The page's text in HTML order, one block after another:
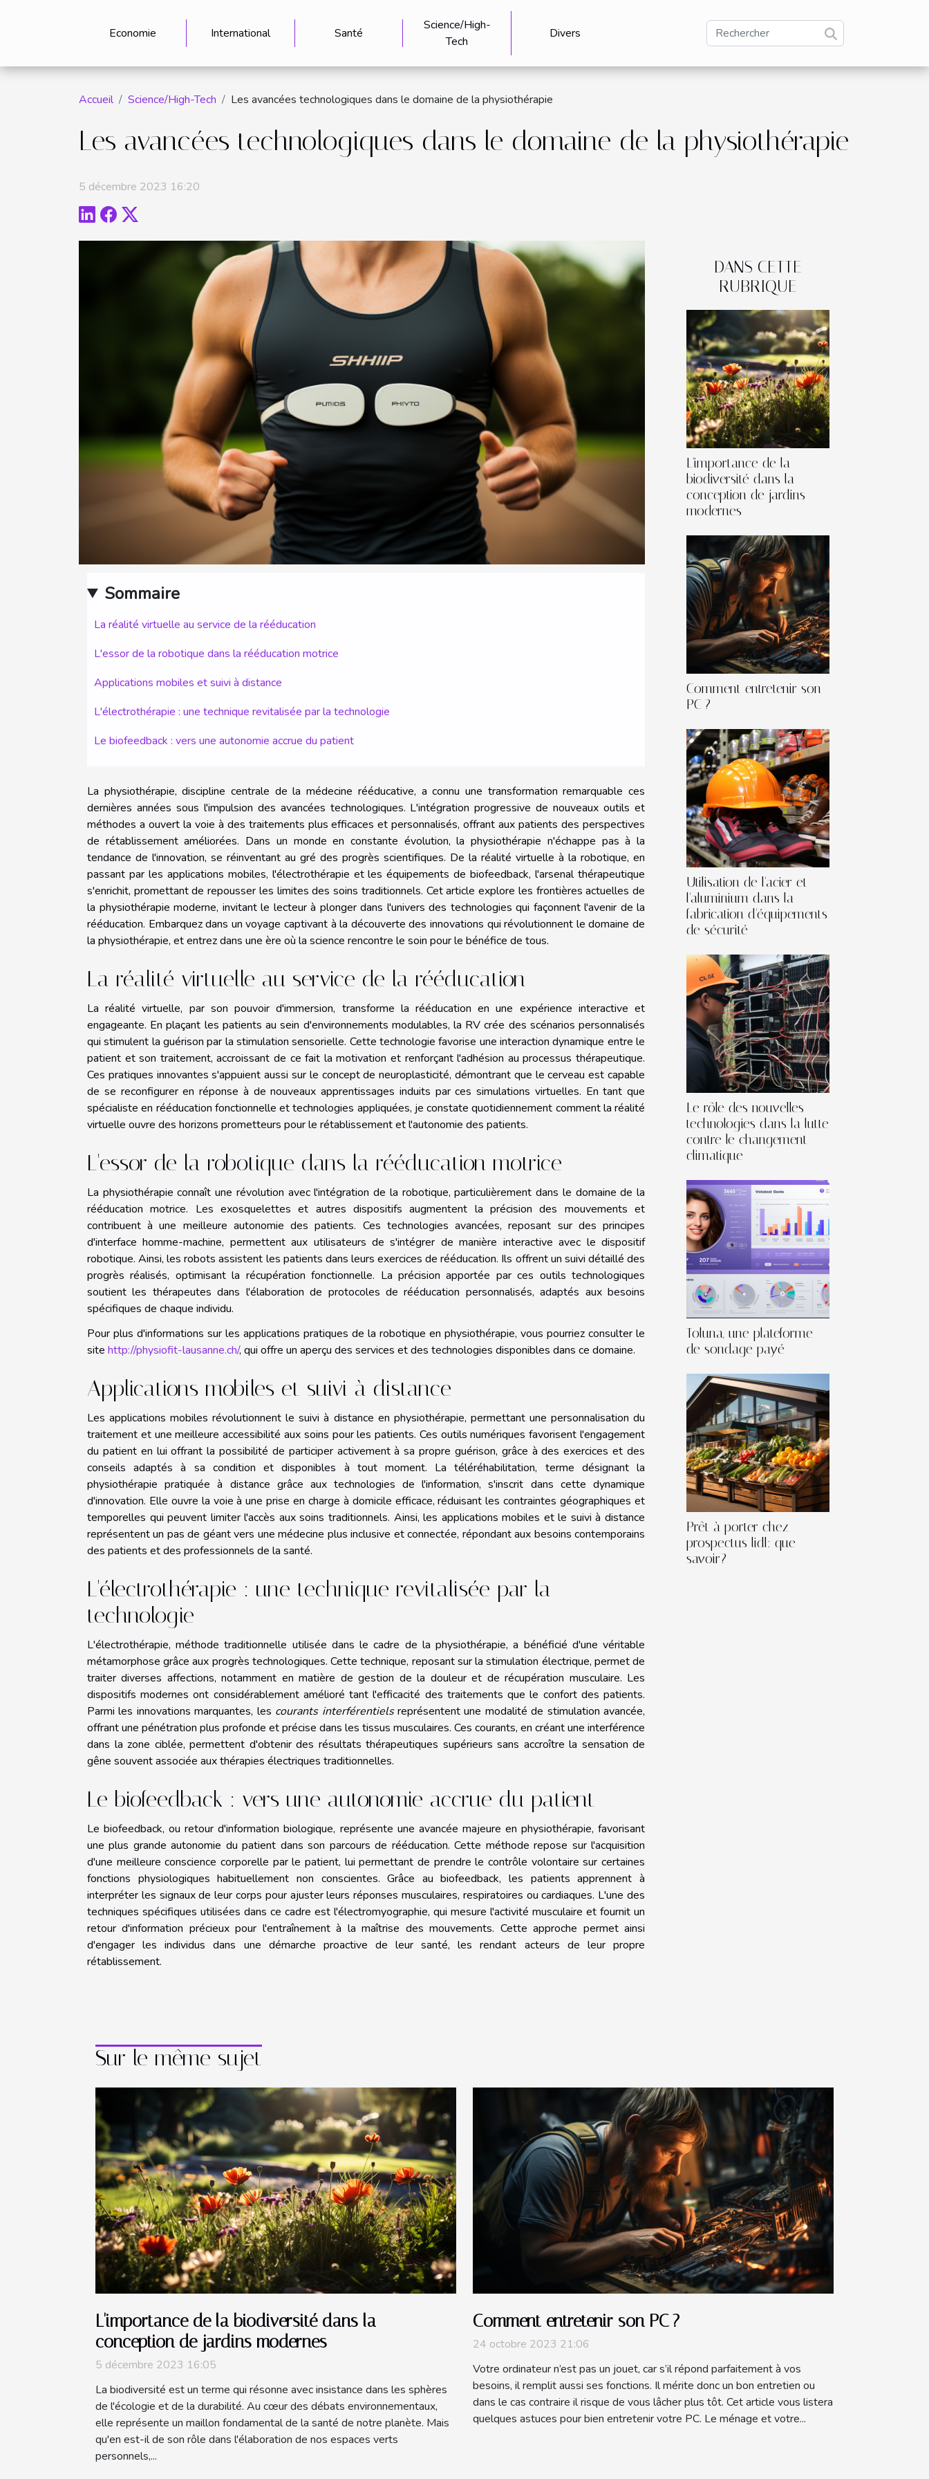
Economie International Santé
Science/High-
Tech
Divers
Accueil Science/High-Tech Les avancées technologiques dans le domaine de la physiothérapie
Les avancées technologiques dans le domaine de la physiothérapie
5 décembre 2023 16:20
Sommaire
La réalité virtuelle au service de la rééducation
L'essor de la robotique dans la rééducation motrice
Applications mobiles et suivi à distance
L'électrothérapie : une technique revitalisée par la technologie
Le biofeedback : vers une autonomie accrue du patient
La physiothérapie, discipline centrale de la médecine rééducative, a connu une transformation remarquable ces
dernières années sous l'impulsion des avancées technologiques. L'intégration progressive de nouveaux outils et
méthodes a ouvert la voie à des traitements plus efficaces et personnalisés, offrant aux patients des perspectives
de rétablissement améliorées. Dans un monde en constante évolution, la physiothérapie n'échappe pas à la
tendance de l'innovation, se réinventant au gré des progrès scientifiques. De la réalité virtuelle à la robotique, en
passant par les applications mobiles, l'électrothérapie et les équipements de biofeedback, l'arsenal thérapeutique
s'enrichit, promettant de repousser les limites des soins traditionnels. Cet article explore les frontières actuelles de
la physiothérapie moderne, invitant le lecteur à plonger dans l'univers des technologies qui façonnent l'avenir de la
rééducation. Embarquez dans un voyage captivant à la découverte des innovations qui révolutionnent le domaine de
la physiothérapie, et entrez dans une ère où la science rencontre le soin pour le bénéfice de tous.
La réalité virtuelle au service de la rééducation
La réalité virtuelle, par son pouvoir d'immersion, transforme la rééducation en une expérience interactive et
engageante. En plaçant les patients au sein d'environnements modulables, la RV crée des scénarios personnalisés
qui stimulent la guérison par la stimulation sensorielle. Cette technologie favorise une interaction dynamique entre le
patient et son traitement, accroissant de ce fait la motivation et renforçant l'adhésion au processus thérapeutique.
Ces pratiques innovantes s'appuient aussi sur le concept de neuroplasticité, démontrant que le cerveau est capable
de se reconfigurer en réponse à de nouveaux apprentissages induits par ces simulations virtuelles. En tant que
spécialiste en rééducation fonctionnelle et technologies appliquées, je constate quotidiennement comment la réalité
virtuelle ouvre des horizons prometteurs pour le rétablissement et l'autonomie des patients.
L'essor de la robotique dans la rééducation motrice
La physiothérapie connaît une révolution avec l'intégration de la robotique, particulièrement dans le domaine de la
rééducation motrice. Les exosquelettes et autres dispositifs augmentent la précision des mouvements et
contribuent à une meilleure autonomie des patients. Ces technologies avancées, reposant sur des principes
d'interface homme-machine, permettent aux utilisateurs de s'intégrer de manière interactive avec le dispositif
robotique. Ainsi, les robots assistent les patients dans leurs exercices de rééducation. Ils offrent un suivi détaillé des
progrès réalisés, optimisant la récupération fonctionnelle. La précision apportée par ces outils technologiques
soutient les thérapeutes dans l'élaboration de protocoles de rééducation personnalisés, adaptés aux besoins
spécifiques de chaque individu.
Pour plus d'informations sur les applications pratiques de la robotique en physiothérapie, vous pourriez consulter le
site http://physiofit-lausanne.ch/, qui offre un aperçu des services et des technologies disponibles dans ce domaine.
Applications mobiles et suivi à distance
Les applications mobiles révolutionnent le suivi à distance en physiothérapie, permettant une personnalisation du
traitement et une meilleure accessibilité aux soins pour les patients. Ces outils numériques favorisent l'engagement
du patient en lui offrant la possibilité de participer activement à sa propre guérison, grâce à des exercices et des
conseils adaptés à sa condition et disponibles à tout moment. La téléréhabilitation, terme désignant la
physiothérapie pratiquée à distance grâce aux technologies de l'information, s'inscrit dans cette dynamique
d'innovation. Elle ouvre la voie à une prise en charge à domicile efficace, réduisant les contraintes géographiques et
temporelles qui peuvent limiter l'accès aux soins traditionnels. Ainsi, les applications mobiles et le suivi à distance
représentent un pas de géant vers une médecine plus inclusive et connectée, répondant aux besoins contemporains
des patients et des professionnels de la santé.
L'électrothérapie : une technique revitalisée par la
technologie
L'électrothérapie, méthode traditionnelle utilisée dans le cadre de la physiothérapie, a bénéficié d'une véritable
métamorphose grâce aux progrès technologiques. Cette technique, reposant sur la stimulation électrique, permet de
traiter diverses affections, notamment en matière de gestion de la douleur et de récupération musculaire. Les
dispositifs modernes ont considérablement amélioré tant l'efficacité des traitements que le confort des patients.
Parmi les innovations marquantes, les courants interférentielsreprésentent une modalité de stimulation avancée,
offrant une pénétration plus profonde et précise dans les tissus musculaires. Ces courants, en créant une interférence
dans la zone ciblée, permettent d'obtenir des résultats thérapeutiques supérieurs sans accroître la sensation de
gêne souvent associée aux thérapies électriques traditionnelles.
Le biofeedback : vers une autonomie accrue du patient
Le biofeedback, ou retour d'information biologique, représente une avancée majeure en physiothérapie, favorisant
une plus grande autonomie du patient dans son parcours de rééducation. Cette méthode repose sur l'acquisition
d'une meilleure conscience corporelle par le patient, lui permettant de prendre le contrôle volontaire sur certaines
fonctions physiologiques habituellement non conscientes. Grâce au biofeedback, les patients apprennent à
interpréter les signaux de leur corps pour ajuster leurs réponses musculaires, respiratoires ou cardiaques. L'une des
techniques spécifiques utilisées dans ce cadre est l'électromyographie, qui mesure l'activité musculaire et fournit un
retour d'information précieux pour l'entraînement à la maîtrise des mouvements. Cette approche permet ainsi
d'engager les individus dans une démarche proactive de leur santé, les rendant acteurs de leur propre
rétablissement.
DANS CETTE
RUBRIQUE
L'importance de la
biodiversité dans la
conception de jardins
modernes
Comment entretenir son
PC ?
Utilisation de l'acier et
l'aluminium dans la
fabrication d'équipements
de sécurité
Le rôle des nouvelles
technologies dans la lutte
contre le changement
climatique
Toluna, une plateforme
de sondage payé
Prêt à porter chez
prospectus lidl: que
savoir?
Sur le même sujet
L'importance de la biodiversité dans la
conception de jardins modernes
5 décembre 2023 16:05
La biodiversité est un terme qui résonne avec insistance dans les sphères
de l'écologie et de la durabilité. Au cœur des débats environnementaux,
elle représente un maillon fondamental de la santé de notre planète. Mais
qu'en est-il de son rôle dans l'élaboration de nos espaces verts
personnels,...
Comment entretenir son PC ?
24 octobre 2023 21:06
Votre ordinateur n’est pas un jouet, car s’il répond parfaitement à vos
besoins, il remplit aussi ses fonctions. Il mérite donc un bon entretien ou
dans le cas contraire il risque de vous lâcher plus tôt. Cet article vous listera
quelques astuces pour bien entretenir votre PC. Le ménage et votre...